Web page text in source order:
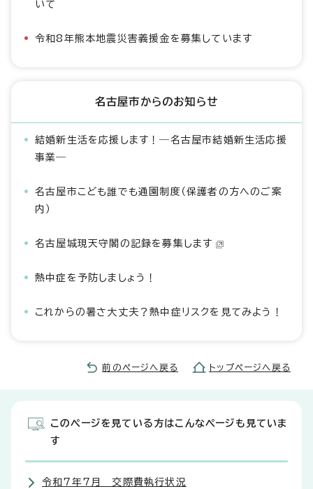
いて
令和8年熊本地震災害義援金を募集しています
名古屋市からのお知らせ
結婚新生活を応援します！―名古屋市結婚新生活応援
事業―
名古屋市こども誰でも通園制度（保護者の方へのご案
内）
名古屋城現天守閣の記録を募集します
熱中症を予防しましょう！
これからの暑さ大丈夫？熱中症リスクを見てみよう！
前のページへ戻る トップページへ戻る
このページを見ている方はこんなページも見ていま
す
令和7年7月 交際費執行状況